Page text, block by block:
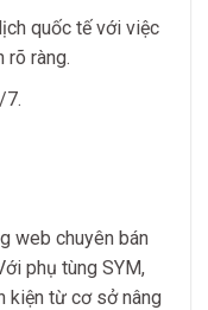
quốc tế với việc
rõ ràng.
7.
web chuyên bán
phụ tùng SYM,
kiện từ cơ sở nâng